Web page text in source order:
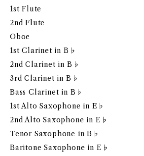
1st Flute
2nd Flute
Oboe
1st Clarinet in B♭
2nd Clarinet in B♭
3rd Clarinet in B♭
Bass Clarinet in B♭
1st Alto Saxophone in E♭
2nd Alto Saxophone in E♭
Tenor Saxophone in B♭
Baritone Saxophone in E♭